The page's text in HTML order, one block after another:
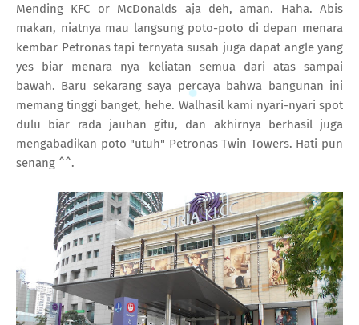
Mending KFC or McDonalds aja deh, aman. Haha. Abis
makan, niatnya mau langsung poto-poto di depan menara
kembar Petronas tapi ternyata susah juga dapat angle yang
yes biar menara nya keliatan semua dari atas sampai
bawah. Baru sekarang saya percaya bahwa bangunan ini
memang tinggi banget, hehe. Walhasil kami nyari-nyari spot
dulu biar rada jauhan gitu, dan akhirnya berhasil juga
mengabadikan poto "utuh" Petronas Twin Towers. Hati pun
senang ^^.